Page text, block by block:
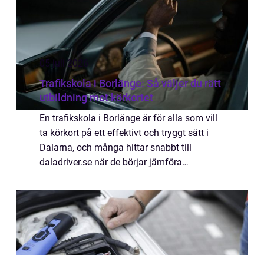
05 juli 2026
Trafikskola i Borlänge: Så väljer du rätt
utbildning mot körkortet
En trafikskola i Borlänge är för alla som vill
ta körkort på ett effektivt och tryggt sätt i
Dalarna, och många hittar snabbt till
daladriver.se när de börjar jämföra